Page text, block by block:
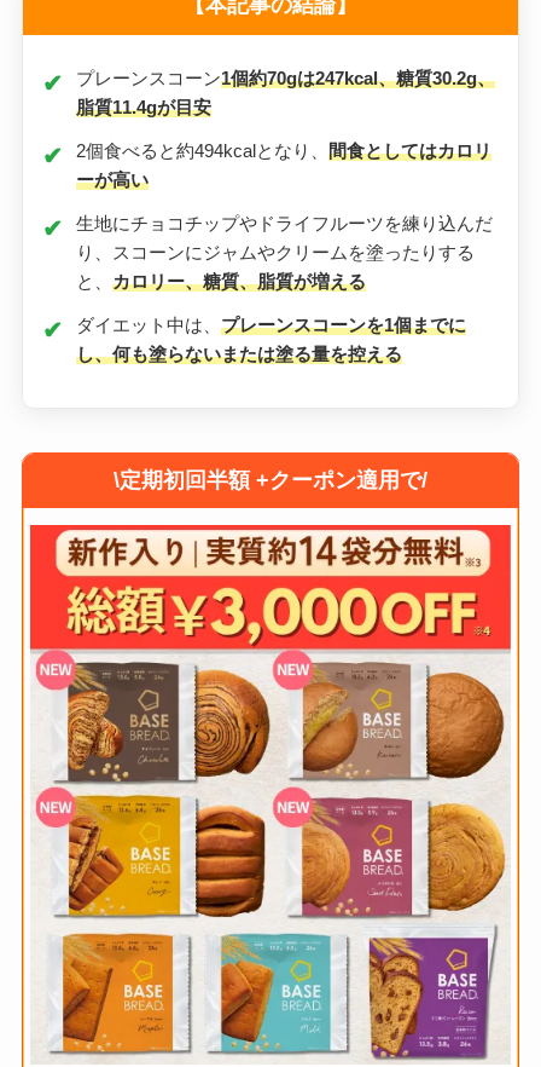
【本記事の結論】
プレーンスコーン1個約70gは247kcal、糖質30.2g、
脂質11.4gが目安
2個食べると約494kcalとなり、 間食としてはカロリ
ーが高い
生地にチョコチップやドライフルーツを練り込んだ
り、スコーンにジャムやクリームを塗ったりする
と、 カロリー、糖質、脂質が増える
ダイエット中は、 プレーンスコーンを1個までに
し、何も塗らないまたは塗る量を控える
\定期初回半額 +クーポン適用で/